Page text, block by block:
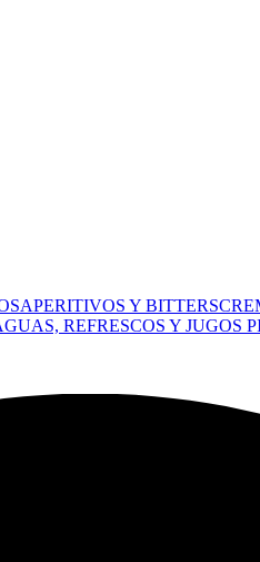
APERITIVOS Y BITTERS
REFRESCOS Y JUGOS